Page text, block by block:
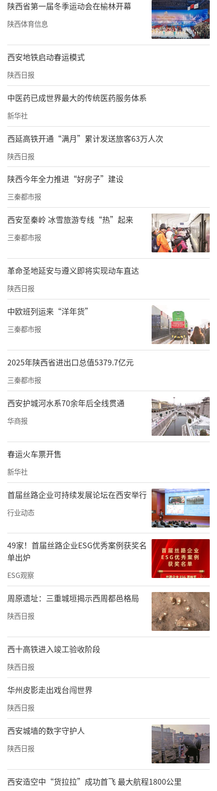
陕西省第一届冬季运动会在榆林开幕
陕西体育信息
西安地铁启动春运模式
陕西日报
中医药已成世界最大的传统医药服务体系
新华社
西延高铁开通“满月”累计发送旅客63万人次
陕西日报
陕西今年全力推进“好房子”建设
三秦都市报
西安至秦岭 冰雪旅游专线“热”起来
三秦都市报
革命圣地延安与遵义即将实现动车直达
陕西日报
中欧班列运来“洋年货”
三秦都市报
2025年陕西省进出口总值5379.7亿元
三秦都市报
西安护城河水系70余年后全线贯通
华商报
春运火车票开售
新华社
首届丝路企业可持续发展论坛在西安举行
行业动态
49家！首届丝路企业ESG优秀案例获奖名
单出炉
ESG观察
周原遗址：三重城垣揭示西周都邑格局
陕西日报
西十高铁进入竣工验收阶段
陕西日报
华州皮影走出戏台闯世界
陕西日报
西安城墙的数字守护人
陕西日报
西安造空中“货拉拉”成功首飞 最大航程1800公里